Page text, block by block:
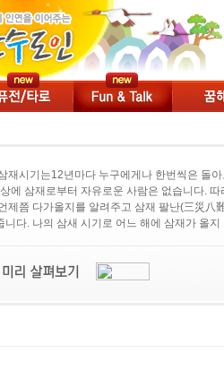
재시기는12년마다 누구에게나 한번씩은 돌
에 삼재로부터 자유로운 사람은 없습니다.
제쯤 다가올지를 알려주고 삼재 팔난(三災八
니다. 나의 삼새 시기로 어느 해에 삼재가 올